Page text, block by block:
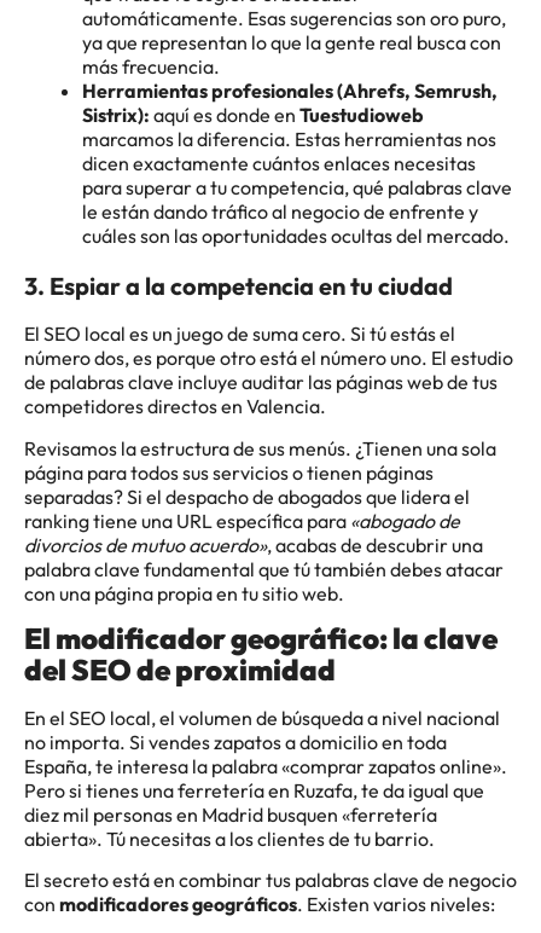
automáticamente. Esas sugerencias son oro puro,
ya que representan lo que la gente real busca con
más frecuencia.
Herramientas profesionales (Ahrefs, Semrush,
Sistrix): aquí es donde en Tuestudioweb
marcamos la diferencia. Estas herramientas nos
dicen exactamente cuántos enlaces necesitas
para superar a tu competencia, qué palabras clave
le están dando tráfico al negocio de enfrente y
cuáles son las oportunidades ocultas del mercado.
3. Espiar a la competencia en tu ciudad
El SEO local es un juego de suma cero. Si tú estás el
número dos, es porque otro está el número uno. El estudio
de palabras clave incluye auditar las páginas web de tus
competidores directos en Valencia.
Revisamos la estructura de sus menús. ¿Tienen una sola
página para todos sus servicios o tienen páginas
separadas? Si el despacho de abogados que lidera el
ranking tiene una URL específica para «abogado de
divorcios de mutuo acuerdo», acabas de descubrir una
palabra clave fundamental que tú también debes atacar
con una página propia en tu sitio web.
El modificador geográfico: la clave
del SEO de proximidad
En el SEO local, el volumen de búsqueda a nivel nacional
no importa. Si vendes zapatos a domicilio en toda
España, te interesa la palabra «comprar zapatos online».
Pero si tienes una ferretería en Ruzafa, te da igual que
diez mil personas en Madrid busquen «ferretería
abierta». Tú necesitas a los clientes de tu barrio.
El secreto está en combinar tus palabras clave de negocio
con modificadores geográficos. Existen varios niveles: